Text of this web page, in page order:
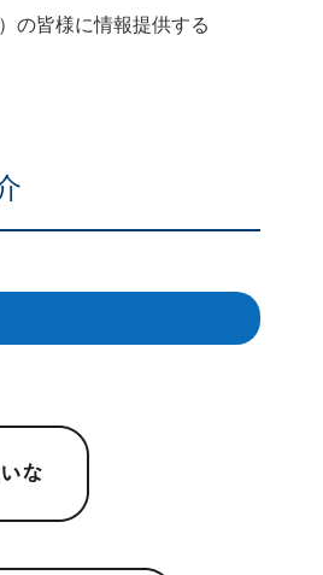
の皆様に情報提供する